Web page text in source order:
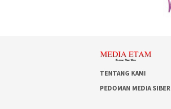
TENTANG KAMI
PEDOMAN MEDIA SIBER